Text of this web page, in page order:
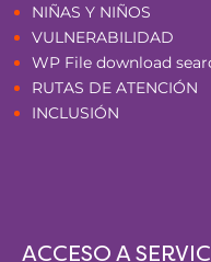
NIÑAS Y NIÑOS
VULNERABILIDAD
WP File download
RUTAS DE ATENCIÓN
INCLUSIÓN
ACCESO A